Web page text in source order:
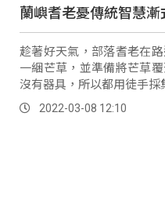
蘭嶼耆老憂傳統智慧
趁著好天氣，部落耆老在
一綑芒草，並準備將芒草
沒有器具，所以都用徒手採
2022-03-08 12:10